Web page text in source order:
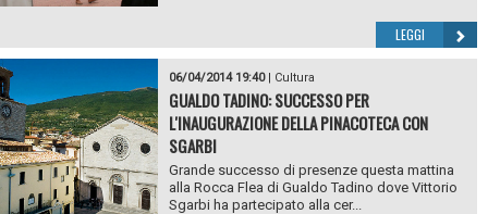
LEGGI
06/04/2014 19:40| Cultura
GUALDO TADINO: SUCCESSO PER
L'INAUGURAZIONE DELLA PINACOTECA CON
SGARBI
Grande successo di presenze questa mattina
alla Rocca Flea di Gualdo Tadino dove Vittorio
Sgarbi ha partecipato alla cer...